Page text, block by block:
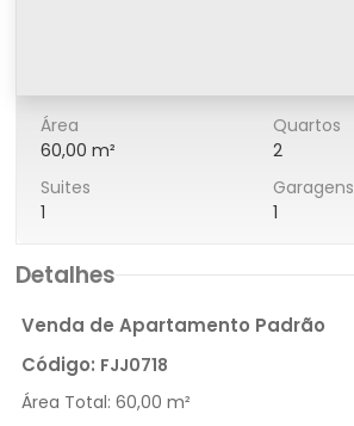
Área
60,00 m²
Quartos
2
Suites
1
Garagens
1
Detalhes
Venda de Apartamento Padrão
Código: FJJ0718
Área Total: 60,00 m²